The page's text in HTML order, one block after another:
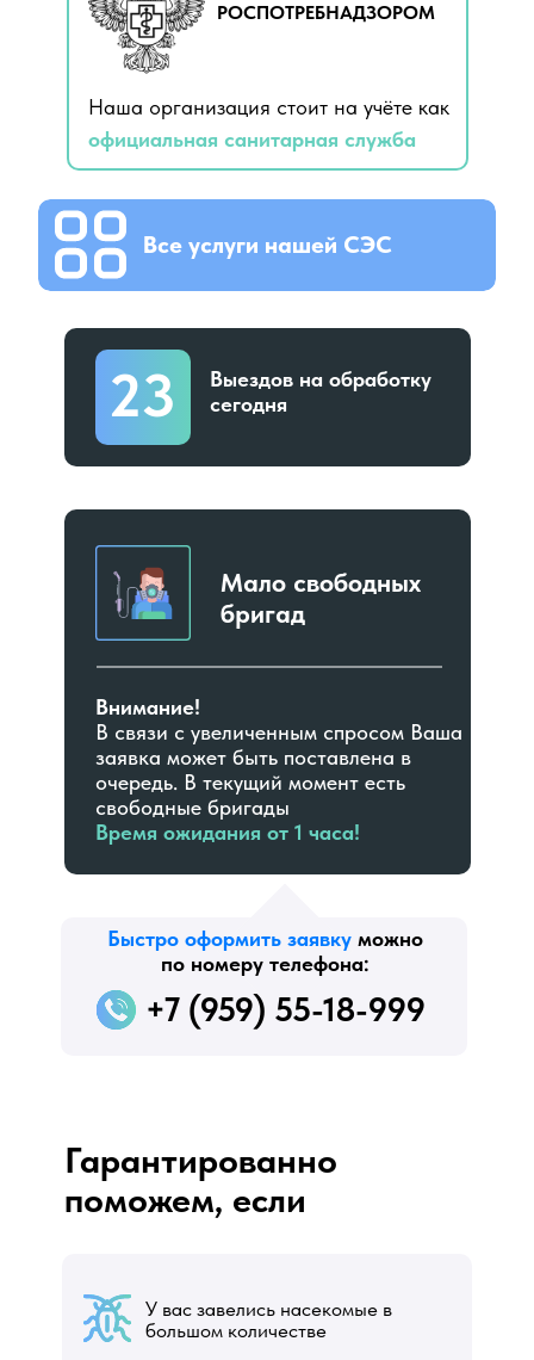
Наша организация стоит на учёте как
официальная санитарная служба
РОСПОТРЕБНАДЗОРОМ
Все услуги нашей СЭС
+7 (959) 55-18-999
Быстро оформить заявкуможно
по номеру телефона:
Внимание!
В связи с увеличенным спросом Ваша
заявка может быть поставлена в
очередь. В текущий момент есть
свободные бригады
Время ожидания от 1 часа!
Мало свободных
бригад
Выездов на обработку
сегодня
23
У вас завелись насекомые в
большом количестве
Гарантированно
поможем, если